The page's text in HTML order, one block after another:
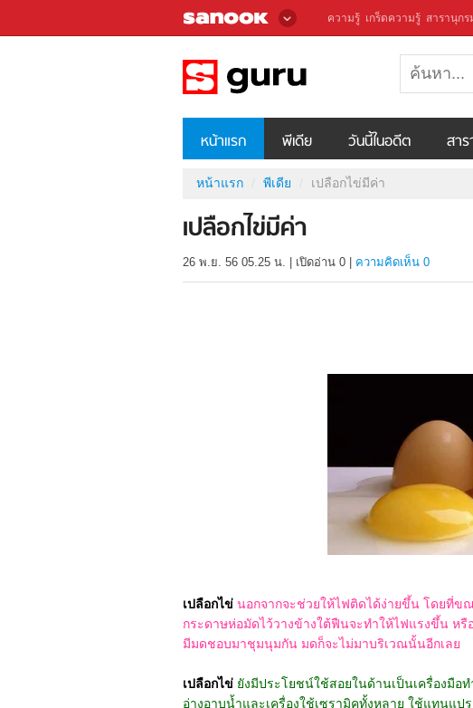
ความรู้ เกร็ดความรู้ สารานุกร
หน้าแรก พีเดีย วันนี้ในอดีต สา
หน้าแรก พีเดีย เปลือกไข่มีค่า
เปลือกไข่มีค่า
26 พ.ย. 56 05.25 น. เปิดอ่าน 0 ความคิดเห็น 0
เปลือกไข่ นอกจากจะช่วยให้ไฟติดได้ง่ายขึ้น โดยที่ข
กระดาษห่อมัดไว้วางข้างใต้ฟืนจะทำให้ไฟแรงขึ้น หรื
มีมดชอบมาชุมนุมกัน มดก็จะไม่มาบริเวณนั้นอีกเลย
เปลือกไข่ ยังมีประโยชน์ใช้สอยในด้านเป็นเครื่องมือ
อ่างอาบน้ำและเครื่องใช้เซรามิคทั้งหลาย ใช้แทนแ